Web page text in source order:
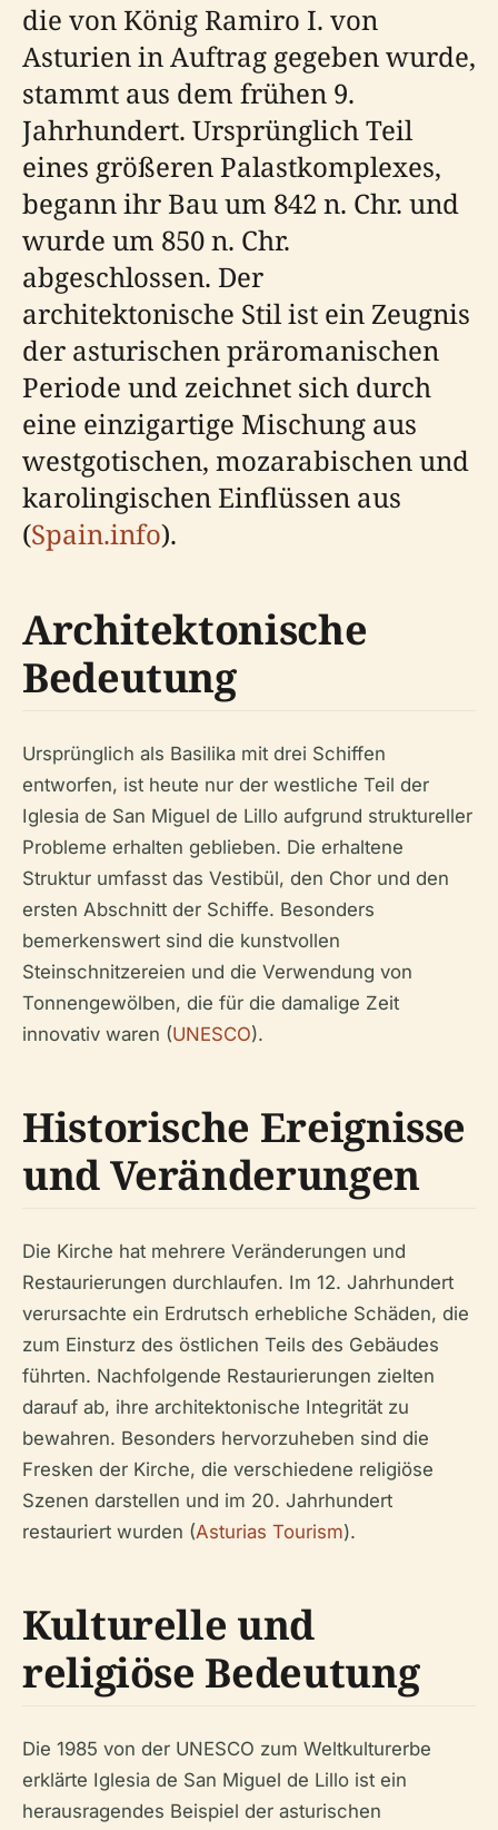
die von König Ramiro I. von
Asturien in Auftrag gegeben wurde,
stammt aus dem frühen 9.
Jahrhundert. Ursprünglich Teil
eines größeren Palastkomplexes,
begann ihr Bau um 842 n. Chr. und
wurde um 850 n. Chr.
abgeschlossen. Der
architektonische Stil ist ein Zeugnis
der asturischen präromanischen
Periode und zeichnet sich durch
eine einzigartige Mischung aus
westgotischen, mozarabischen und
karolingischen Einflüssen aus
(Spain.info).
Architektonische
Bedeutung
Ursprünglich als Basilika mit drei Schiffen
entworfen, ist heute nur der westliche Teil der
Iglesia de San Miguel de Lillo aufgrund struktureller
Probleme erhalten geblieben. Die erhaltene
Struktur umfasst das Vestibül, den Chor und den
ersten Abschnitt der Schiffe. Besonders
bemerkenswert sind die kunstvollen
Steinschnitzereien und die Verwendung von
Tonnengewölben, die für die damalige Zeit
innovativ waren (UNESCO).
Historische Ereignisse
und Veränderungen
Die Kirche hat mehrere Veränderungen und
Restaurierungen durchlaufen. Im 12. Jahrhundert
verursachte ein Erdrutsch erhebliche Schäden, die
zum Einsturz des östlichen Teils des Gebäudes
führten. Nachfolgende Restaurierungen zielten
darauf ab, ihre architektonische Integrität zu
bewahren. Besonders hervorzuheben sind die
Fresken der Kirche, die verschiedene religiöse
Szenen darstellen und im 20. Jahrhundert
restauriert wurden (Asturias Tourism).
Kulturelle und
religiöse Bedeutung
Die 1985 von der UNESCO zum Weltkulturerbe
erklärte Iglesia de San Miguel de Lillo ist ein
herausragendes Beispiel der asturischen